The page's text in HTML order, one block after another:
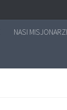
NASI